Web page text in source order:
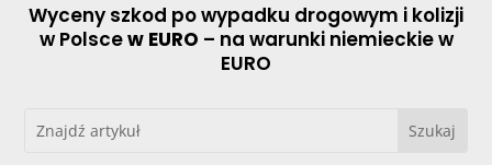
Wyceny szkod po wypadku drogowym i kolizji
w Polscew EURO – na warunki niemieckie w
EURO